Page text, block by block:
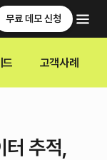
무료 데모 신청
드 고객사례
터 추적,